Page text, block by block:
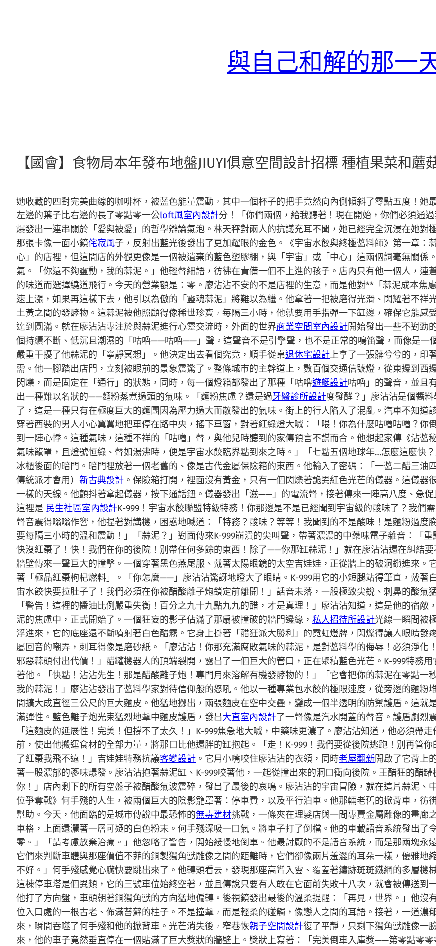
與自己和解的那一
【國會】食物局本年發布地盤JIUYI俱意空間設計招標 種植果菜和蘑
她收藏的四對完美曲線的咖啡杯，被藍色能量震動，其中一個杯子的把手竟然向內側傾斜了零點五度！她
左邊的葉子比右邊的長了零點零一公loft風室內設計分！「你們兩個，給我聽著！現在開始，你們必須通
爆發出一連串關於「愛與被愛」的哲學辯論氣泡。林天秤對兩人的抗議充耳不聞，她已經完全沉浸在她對
那張卡像一面小鏡侘寂風子，反射出藍光後發出了更加耀眼的金色。《宇宙水餃與終極醬料師》第一章：
心」的店裡，但這間店的外觀更像是一個被遺棄的藍色塑膠棚，與「宇宙」或「中心」這兩個詞毫無關係
氣。「你還不夠靈動，我的蒜泥。」他輕聲細語，彷彿在責備一個不上進的孩子。店內只有他一個人，連
的味道而選擇繞道飛行。今天的營業額是：零。廖沾沾不安的不是店裡的生意，而是他對**「蒜泥成本焦
速上漲，如果再這樣下去，他引以為傲的「靈魂蒜泥」將難以為繼。他拿著一把被磨得光滑、閃耀著不祥
土黃之間的發酵物。這蒜泥被他照顧得像稀世珍寶，每隔三小時，他就要用手指彈一下缸邊，確保它能感
達到圓滿。就在廖沾沾專注於與蒜泥進行心靈交流時，外面的世界商業空間室內設計開始發出一些不對勁
個持續不斷、低沉且潮濕的「咕嚕——咕嚕——」聲。這聲音不是引擎聲，也不是正常的鳴笛聲，而像是一
嚴重干擾了他蒜泥的「寧靜冥想」。他決定出去看個究竟，順手從桌退休宅設計上拿了一張髒兮兮的，印
需。他一腳踏出店門，立刻被眼前的景象震驚了。整條城市的主幹道上，數百個交通信號燈，從東邊到西
閃爍，而是固定在「通行」的狀態，同時，每一個燈箱都發出了那種「咕嚕遊艇設計咕嚕」的聲音，並且
出一種難以名狀的——麵粉蒸煮過頭的氣味。「麵粉焦慮？還是過牙醫診所設計度發酵？」廖沾沾是個醬
了，這是一種只有在極度巨大的麵團因為壓力過大而散發出的氣味。街上的行人陷入了混亂。汽車不知道
穿著西裝的男人小心翼翼地把車停在路中央，搖下車窗，對著紅綠燈大喊：「喂！你為什麼咕嚕咕嚕？你
到一陣心悸。這種氣味，這種不祥的「咕嚕」聲，與他兒時聽到的家傳預言不謀而合。他想起家傳《沾醬
氣味籠罩，且燈號恒綠、聲如湯沸時，便是宇宙水餃臨界點到來之時。」「七點五個地球年…怎麼這麼快
冰櫃後面的暗門。暗門裡放著一個老舊的、像是古代金屬保險箱的東西。他輸入了密碼：「一醬二醋三油
傳統派才會用） 新古典設計 。保險箱打開，裡面沒有黃金，只有一個閃爍著詭異紅色光芒的儀器。這儀
一樣的天線。他顫抖著拿起儀器，按下通話鈕。儀器發出「滋——」的電流聲，接著傳來一陣高八度、急
這裡是 民生社區室內設計K-999！宇宙水餃聯盟特級特務！你那邊是不是已經聞到宇宙級的酸味了？我們
聲音震得嗡嗡作響，他捏著對講機，困惑地喊道：「特務？酸味？等等！我聞到的不是酸味！是麵粉過度
要每隔三小時的溫和震動！」「蒜泥？」對面傳來K-999崩潰的尖叫聲，帶著濃濃的中藥味電子雜音：「
快沒紅棗了！快！我們在你的後院！別帶任何多餘的東西！除了——你那缸蒜泥！」就在廖沾沾還在糾結
牆壁傳來一聲巨大的撞擊。一個穿著黑色燕尾服、戴著太陽眼鏡的太空吉娃娃，正從牆上的破洞鑽進來。
著「極品紅棗枸杞燃料」。「你怎麼——」廖沾沾驚訝地瞪大了眼睛。K-999用它的小短腿站得筆直，戴著
宙水餃快要拉肚子了！我們必須在你被醋酸離子炮鎖定前離開！」話音未落，一股極致尖銳、刺鼻的酸氣
「警告！這裡的醬油比例嚴重失衡！百分之九十九點九九的醋，才是真理！」廖沾沾知道，這是他的宿
泥的焦慮中，正式開始了。一個狂妄的影子佔滿了那扇被撞破的牆門邊緣， 私人招待所設計光線一瞬間被
浮進來，它的底座還不斷噴射著白色醋霧。它身上掛著「醋狂派大勝利」的霓虹燈牌，閃爍得讓人眼睛發
屬回音的嘲弄，刺耳得像是磨砂紙。「廖沾沾！你那充滿腐敗氣味的蒜泥，是對醬料學的侮辱！必須淨化
邪惡蒜頭付出代價！」醋罐機器人的頂端裂開，露出了一個巨大的管口，正在聚積藍色光芒。K-999特務
著他。「快點！沾沾先生！那是醋酸離子炮！專門用來溶解有機發酵物的！」「它會把你的蒜泥在零點一
我的蒜泥！」廖沾沾發出了醬料學家對待信仰般的怒吼。他以一種專業包水餃的極限速度，從旁邊的麵粉
間擴大成直徑三公尺的巨大麵皮。他猛地擲出，兩張麵皮在空中交疊，變成一個半透明的防禦護盾。這
滿彈性。藍色離子炮光束猛烈地擊中麵皮護盾，發出大直室內設計了一聲像是汽水開蓋的聲音。護盾劇烈
「這麵皮的延展性！完美！但撐不了太久！」K-999焦急地大喊，中藥味更濃了。廖沾沾知道，他必須帶
前，使出他搬運食材的全部力量，將那口比他還胖的缸抱起。「走！K-999！我們要從後院逃跑！別再管
了紅棗我飛不遠！」吉娃娃特務抗議客變設計 。它用小嘴咬住廖沾沾的衣領，同時老屋翻新開啟了它背上
著一股濃郁的蔘味爆發。廖沾沾抱著蒜泥缸、K-999咬著他，一起從撞出來的洞口衝向後院。王醋狂的醋
你！」店內剩下的所有空盤子被醋酸氣波震碎，發出了最後的哀鳴。廖沾沾的宇宙冒險，就在這片蒜泥、
位爭奪戰》何手殘的人生，被兩個巨大的陰影籠罩著：停車費，以及平行泊車。他那輛老舊的掀背車，彷
幫助。今天，他面臨的是城市傳說中最恐怖的無毒建材挑戰，一條夾在理髮店與一間專賣金屬雕像的畫廊
車格，上面還灑著一層可疑的白色粉末。何手殘深吸一口氣。將車子打了倒檔。他的車載語音系統發出了
零。」「請考慮放棄治療。」他忽略了警告，開始緩慢地倒車。他最討厭的不是語音系統，而是那兩塊永
它們來判斷車體與那座價值不菲的銅製獨角獸雕像之間的距離時，它們卻像兩片羞澀的耳朵一樣，優雅地
不好。」何手殘感覺心臟快要跳出來了。他轉頭看去，發現那座高聳入雲、覆蓋著鏽跡斑斑鐵網的多層機
這棟停車塔是個異類，它的三號車位始終空著，並且傳說只要有人敢在它面前失敗十八次，就會被傳送到
他打了方向盤，車頭朝著銅獨角獸的方向猛地偏轉。後視鏡發出最後的溫柔提醒：「再見，世界。」他沒
位入口處的一根古老、佈滿苔蘚的柱子。不是撞擊，而是輕柔的碰觸，像戀人之間的耳語。接著，一道濃
來，瞬間吞噬了何手殘和他的掀背車。光芒消失後，窄巷恢親子空間設計復了平靜，只剩下獨角獸雕像一
來，他的車子竟然垂直停在一個貼滿了巨大獎狀的牆壁上。獎狀上寫著：「完美倒車入庫獎——第零點零